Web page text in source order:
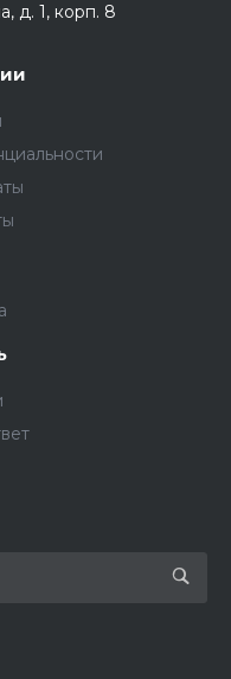
д. 1, корп. 8